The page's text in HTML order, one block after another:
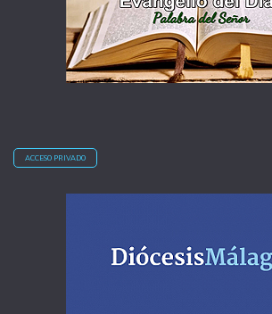
ACCESO PRIVADO